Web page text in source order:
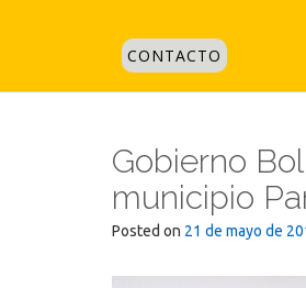
CONTACTO
Gobierno
municipio
Posted on 21 de mayo de